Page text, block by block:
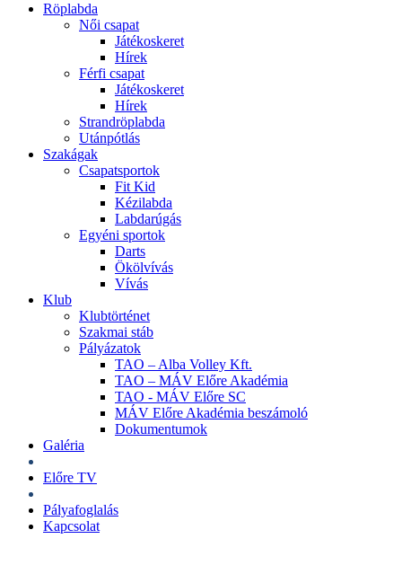
Röplabda
Női csapat
Játékoskeret
Hírek
Férfi csapat
Játékoskeret
Hírek
Strandröplabda
Utánpótlás
Szakágak
Csapatsportok
Fit Kid
Kézilabda
Labdarúgás
Egyéni sportok
Darts
Ökölvívás
Vívás
Klub
Klubtörténet
Szakmai stáb
Pályázatok
TAO – Alba Volley Kft.
TAO – MÁV Előre Akadémia
TAO - MÁV Előre SC
MÁV Előre Akadémia beszámoló
Dokumentumok
Galéria
Előre TV
Pályafoglalás
Kapcsolat